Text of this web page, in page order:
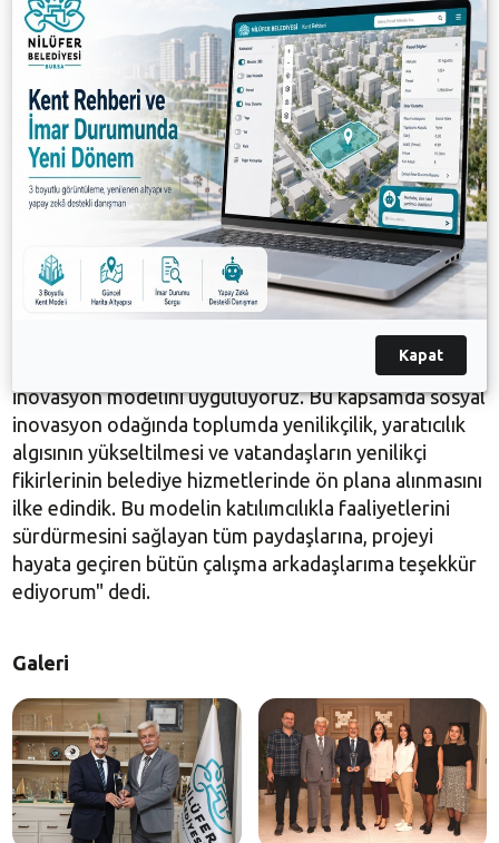
vatandaşa daha iyi hizmet sunmak için oluşturulan
“Kurumsal İnovasyon Sistemi” modeli ile “Yenilikçilik”
kategorisinde ödüle layık görüldü. Nilüfer Belediyesi
adına ödülü Meclis Üyesi Rasih Konca aldı. Konca’ya
ödülünü, Türkiye Sağlıklı Kentler Birliği Başkanı
Alinur Aktaş verdi. Rasih Konca ve proje ekibi, Mardin
dönüşünde ödülü Nilüfer Belediye Başkanı Turgay
Erdem’e takdim etti.
Elde edilen başarıdan dolayı mutluluk duyduğunu
ifade eden Başkan Erdem, "Belediyemizin Kurumsal
İnovasyon Sistemi, yerel yönetimler için önemi büyük
olan ‘Sağlıklı Şehirler En İyi Uygulama” ödülüne layık
görüldü. 2016 yılından bu yana kamu alanında
inovasyon modelini uyguluyoruz. Bu kapsamda sosyal
inovasyon odağında toplumda yenilikçilik, yaratıcılık
algısının yükseltilmesi ve vatandaşların yenilikçi
fikirlerinin belediye hizmetlerinde ön plana alınmasını
ilke edindik. Bu modelin katılımcılıkla faaliyetlerini
sürdürmesini sağlayan tüm paydaşlarına, projeyi
hayata geçiren bütün çalışma arkadaşlarıma teşekkür
ediyorum" dedi.
Galeri
Kapat